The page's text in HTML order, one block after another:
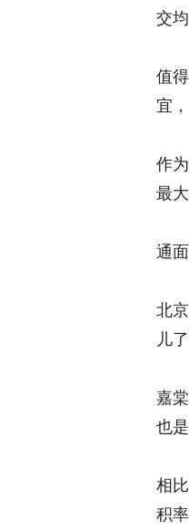
交
值
宜
作
最
通
北
儿了
嘉
也
相
积